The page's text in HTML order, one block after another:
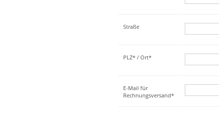
Straße
PLZ* / Ort*
E-Mail für
Rechnungsversand*